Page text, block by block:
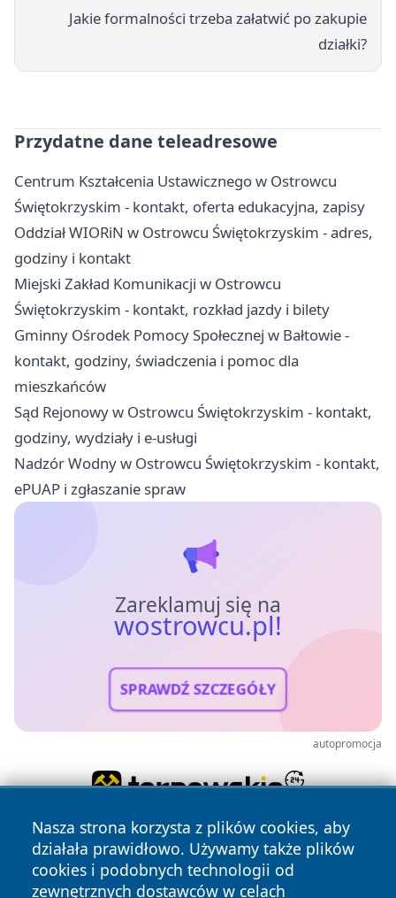
Jakie formalności trzeba załatwić po zakupie
działki?
Przydatne dane teleadresowe
Centrum Kształcenia Ustawicznego w Ostrowcu
Świętokrzyskim - kontakt, oferta edukacyjna, zapisy
Oddział WIORiN w Ostrowcu Świętokrzyskim - adres,
godziny i kontakt
Miejski Zakład Komunikacji w Ostrowcu
Świętokrzyskim - kontakt, rozkład jazdy i bilety
Gminny Ośrodek Pomocy Społecznej w Bałtowie -
kontakt, godziny, świadczenia i pomoc dla
mieszkańców
Sąd Rejonowy w Ostrowcu Świętokrzyskim - kontakt,
godziny, wydziały i e-usługi
Nadzór Wodny w Ostrowcu Świętokrzyskim - kontakt,
ePUAP i zgłaszanie spraw
Zareklamuj się na
wostrowcu.pl!
SPRAWDŹ SZCZEGÓŁY
autopromocja
Nasza strona korzysta z plików cookies, aby
działała prawidłowo. Używamy także plików
cookies i podobnych technologii od
zewnętrznych dostawców w celach